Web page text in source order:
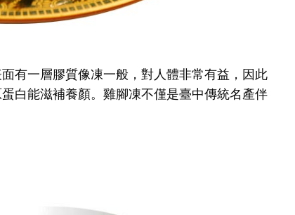
有一層膠質像凍一般，對人體非常有益，因此
白能滋補養顏。雞腳凍不僅是臺中傳統名產伴